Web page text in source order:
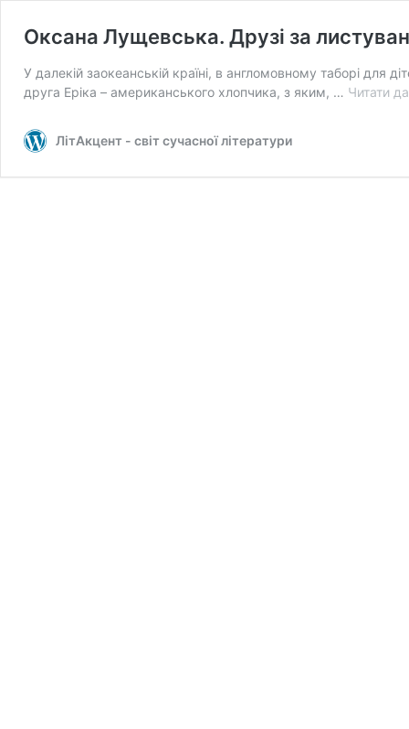
Оксана Лущевська. Друзі за
У далекiй заокеанськiй країнi, в англомовному таборi для
друга Ерiка – американського хлопчика, з яким, … Читати
ЛітАкцент - світ сучасної літератури